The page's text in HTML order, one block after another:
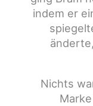
indem er
Nichts
Marke